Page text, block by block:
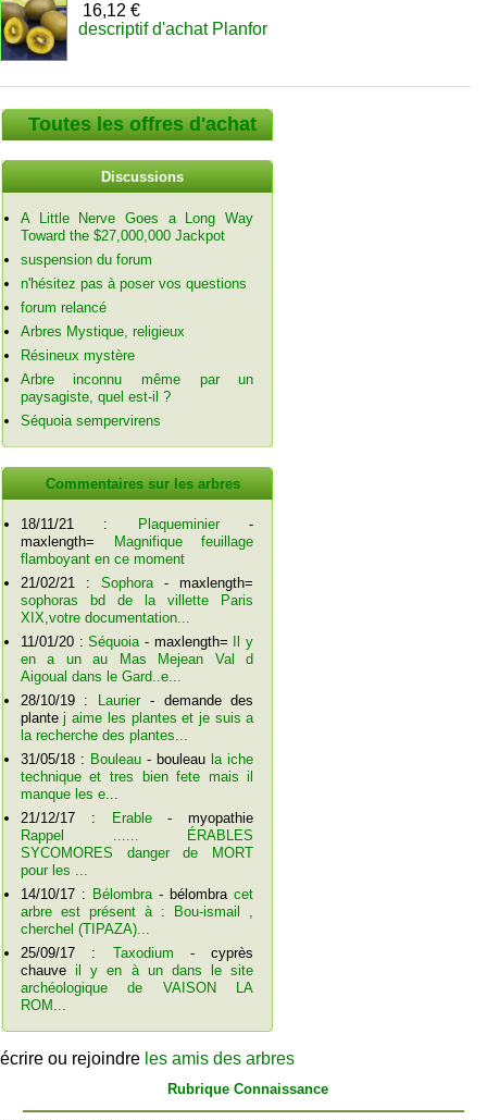
16,12 €
descriptif d'achat Planfor
Toutes les offres d'achat
Discussions
A Little Nerve Goes a Long Way
Toward the $27,000,000 Jackpot
suspension du forum
n'hésitez pas à poser vos questions
forum relancé
Arbres Mystique, religieux
Résineux mystère
Arbre inconnu même par un
paysagiste, quel est-il ?
Séquoia sempervirens
Commentaires sur les arbres
18/11/21 : Plaqueminier-
maxlength=
Magnifique feuillage
flamboyant en ce moment
21/02/21 : Sophora- maxlength=
sophoras bd de la villette Paris
XIX,votre documentation...
11/01/20 :Séquoia- maxlength=
Il y
en a un au Mas Mejean Val d
Aigoual dans le Gard..e...
28/10/19 :
Laurier- demande des
plantej aime les plantes et je suis a
la recherche des plantes...
31/05/18 : Bouleau- bouleau la iche
technique et tres bien fete mais il
manque les e...
21/12/17 :
Erable- myopathie
Rappel ...... ÉRABLES
SYCOMORES danger de MORT
pour les ...
14/10/17 : Bélombra- bélombracet
arbre est présent à : Bou-ismail ,
cherchel (TIPAZA)...
25/09/17 : Taxodium - cyprès
chauve il y en à un dans le site
archéologique de VAISON LA
ROM...
écrire ou rejoindre les amis des arbres
Rubrique Connaissance